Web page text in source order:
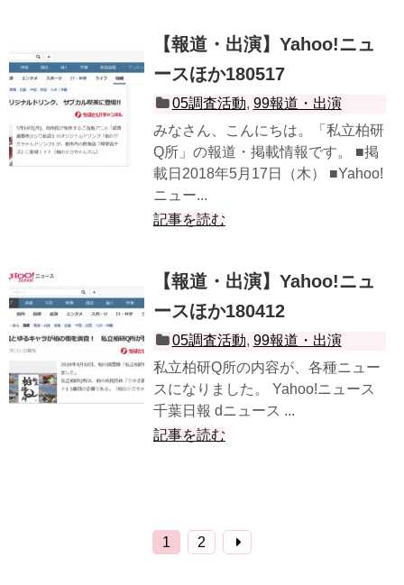
【報道・出演】Yahoo!ニュ
ースほか180517
05調査活動, 99報道・出演
みなさん、こんにちは。「私立柏研
Q所」の報道・掲載情報です。 ■掲
載日2018年5月17日（木） ■Yahoo!
ニュー...
記事を読む
【報道・出演】Yahoo!ニュ
ースほか180412
05調査活動, 99報道・出演
私立柏研Q所の内容が、各種ニュー
スになりました。 Yahoo!ニュース
千葉日報 dニュース ...
記事を読む
1 2